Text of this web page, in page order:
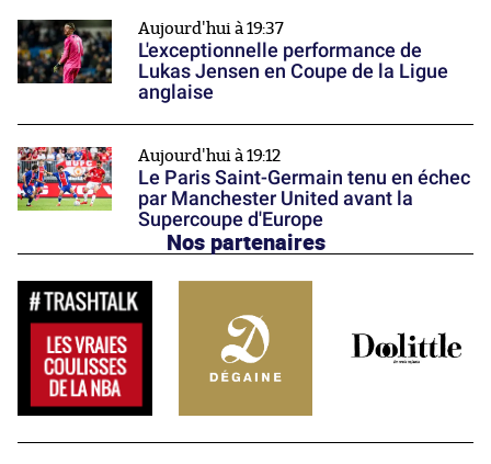
Aujourd'hui à 19:37
L'exceptionnelle performance de
Lukas Jensen en Coupe de la Ligue
anglaise
Aujourd'hui à 19:12
Le Paris Saint-Germain tenu en échec
par Manchester United avant la
Supercoupe d'Europe
Nos partenaires